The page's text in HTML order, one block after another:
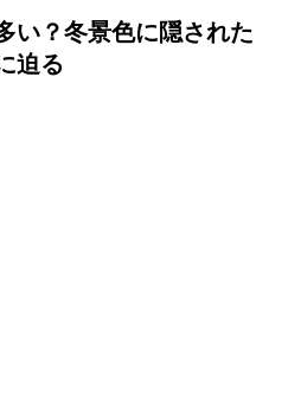
い？冬景色に隠された
迫る